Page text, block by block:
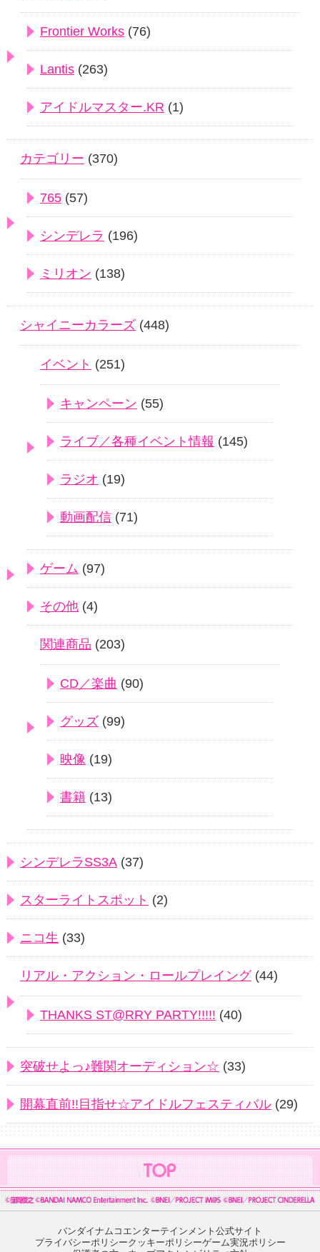
Frontier Works (76)
Lantis (263)
アイドルマスター.KR (1)
カテゴリー (370)
765 (57)
シンデレラ (196)
ミリオン (138)
シャイニーカラーズ (448)
イベント (251)
キャンペーン (55)
ライブ／各種イベント情報 (145)
ラジオ (19)
動画配信 (71)
ゲーム (97)
その他 (4)
関連商品 (203)
CD／楽曲 (90)
グッズ (99)
映像 (19)
書籍 (13)
シンデレラSS3A (37)
スターライトスポット (2)
ニコ生 (33)
リアル・アクション・ロールプレイング(44)
THANKS ST@RRY PARTY!!!!! (40)
突破せよっ♪難関オーディション☆ (33)
開幕直前!!目指せ☆アイドルフェスティバル (29)
バンダイナムコエンターテインメント公式サイト
プライバシーポリシークッキーポリシーゲーム実況ポリシー